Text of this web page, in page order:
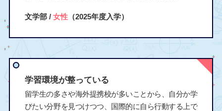
文学部 / 女性（2025年度入学）
学習環境が整っている
留学生の多さや海外提携校が多いことから、自分か学
びたい分野を見つけつつ、国際的に自ら行動する上で